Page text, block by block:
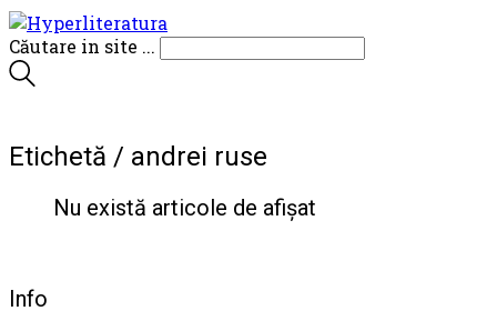
Căutare in site ...
Etichetă / andrei ruse
Nu există articole de afișat
Info